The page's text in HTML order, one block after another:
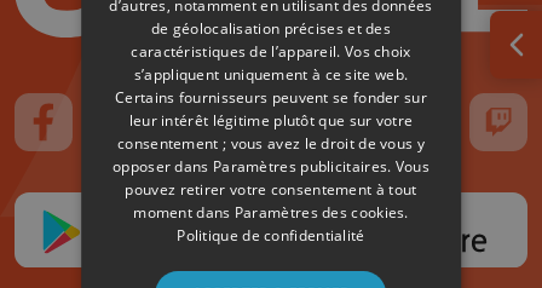
Suivez-nous sur FaceBook
Suivez-nous sur Instagram
Suivez-nous sur TikTokSuivez-nous sur YouTube
Suivez-nous
d’autres, notamment en utilisant des données
de géolocalisation précises et des
caractéristiques de l’appareil. Vos choix
s’appliquent uniquement à ce site web.
Certains fournisseurs peuvent se fonder sur
leur intérêt légitime plutôt que sur votre
consentement ; vous avez le droit de vous y
opposer dans Paramètres publicitaires. Vous
pouvez retirer votre consentement à tout
moment dans Paramètres des cookies.
Politique de confidentialité